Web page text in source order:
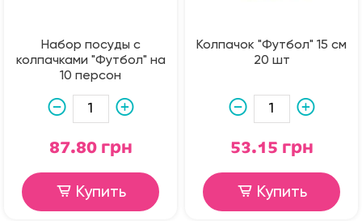
Набор посуды с
колпачками "Футбол" на
10 персон
87.80 грн
Купить
Колпачок "Футбол" 15 см
20 шт
53.15 грн
Купить